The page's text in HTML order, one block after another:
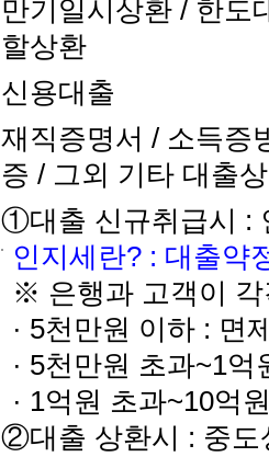
만기일시상환 / 한도
할상환
신용대출
재직증명서 / 소득증
증 / 그외 기타 대출
①대출 신규취급시 :
인지세란? : 대출약
※ 은행과 고객이 각
· 5천만원 이하 : 면
· 5천만원 초과~1
· 1억원 초과~10억
②대출 상환시 : 중도